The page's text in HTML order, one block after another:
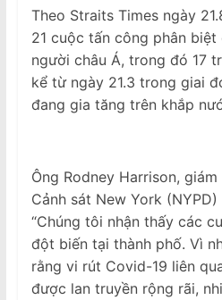
Theo Straits Times ngày
21 cuộc tấn công phân
người châu Á, trong đó 17
kể từ ngày 21.3 trong giai
đang gia tăng trên khắp
Ông Rodney Harrison,
Cảnh sát New York
“Chúng tôi nhận thấy các
đột biến tại thành phố. Vì
rằng vi rút Covid-19 liên
được lan truyền rộng rãi,